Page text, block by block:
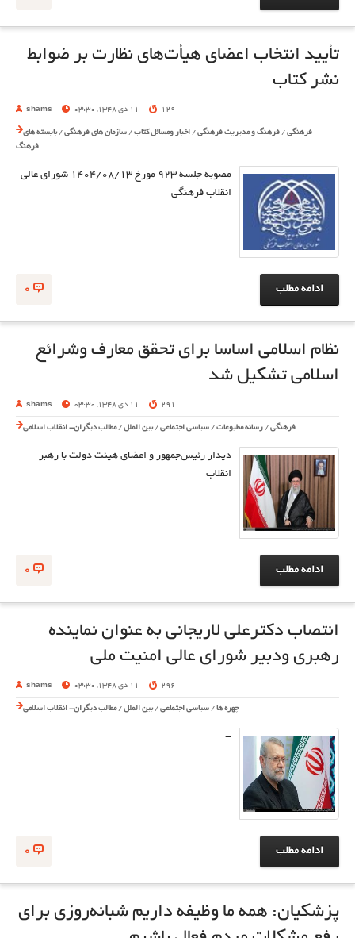
تأیید انتخاب اعضای هیأت­‌های نظارت بر ضوابط
نشر کتاب
shams 11 دی 1348, 03:30 129
فرهنگی / فرهنگ و مدیریت فرهنگی / اخبار ومسائل کتاب / سازمان های فرهنگی /بایسته های
فرهنگ
مصوبه جلسه ۹۲۳ مورخ ۱۴۰۴/۰۸/۱۳ شورای عالی
انقلاب فرهنگی
0 ادامه مطلب
نظام اسلامی اساسا برای تحقق معارف وشرائع
اسلامی تشکیل شد
shams 11 دی 1348, 03:30 291
فرهنگی / رسانه مطبوعات / سیاسی اجتماعی /بین الملل /مطالب دیگران- انقلاب اسلامی
دیدار رئیس‌جمهور و اعضای هیئت دولت با رهبر
انقلاب
0 ادامه مطلب
انتصاب دکترعلی لاریجانی به عنوان نماینده
رهبری ودبیر شورای عالی امنیت ملی
shams 11 دی 1348, 03:30 296
چهره ها / سیاسی اجتماعی /بین الملل /مطالب دیگران- انقلاب اسلامی
-
0 ادامه مطلب
پزشکیان: همه ما وظیفه داریم شبانه‌روزی برای